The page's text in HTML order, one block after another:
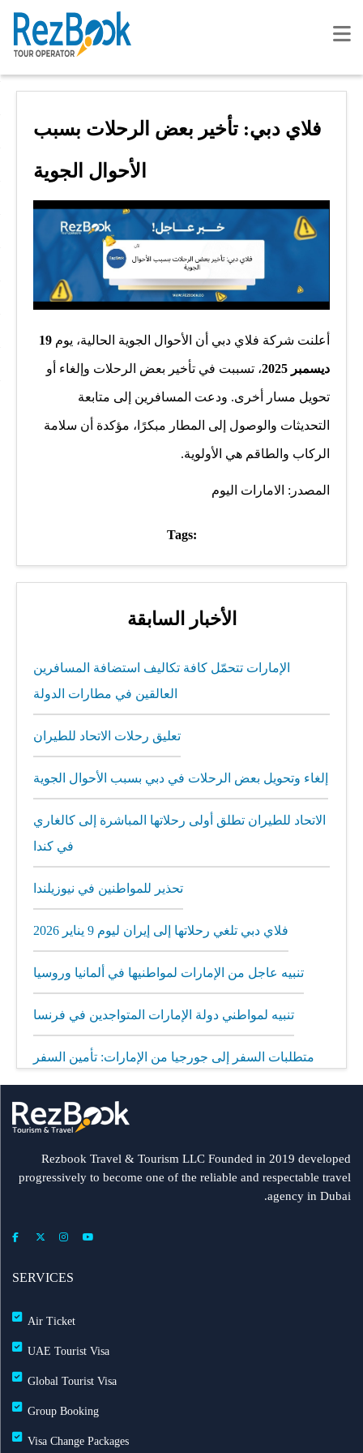
فلاي دبي: تأخير بعض الرحلات بسبب
الأحوال الجوية
أعلنت شركة فلاي دبي أن الأحوال الجوية الحالية، يوم 19
ديسمبر 2025 ، تسببت في تأخير بعض الرحلات وإلغاء أو
تحويل مسار أخرى. ودعت المسافرين إلى متابعة
التحديثات والوصول إلى المطار مبكرًا، مؤكدة أن سلامة
الركاب والطاقم هي الأولوية.
المصدر: الامارات اليوم
Tags:
الأخبار السابقة
الإمارات تتحمّل كافة تكاليف استضافة المسافرين
العالقين في مطارات الدولة
تعليق رحلات الاتحاد للطيران
إلغاء وتحويل بعض الرحلات في دبي بسبب الأحوال الجوية
الاتحاد للطيران تطلق أولى رحلاتها المباشرة إلى كالغاري
في كندا
تحذير للمواطنين في نيوزيلندا
فلاي دبي تلغي رحلاتها إلى إيران ليوم 9 يناير 2026
تنبيه عاجل من الإمارات لمواطنيها في ألمانيا وروسيا
تنبيه لمواطني دولة الإمارات المتواجدين في فرنسا
متطلبات السفر إلى جورجيا من الإمارات: تأمين السفر
إلزامي
مطار الشارقة يطلق رحلات مباشرة إلى ميونيخ عبر
العربية للطيران
فلاي دبي: تأخير بعض الرحلات بسبب الأحوال الجوية
عرض طيران الإمارات إلى دبي | عشاء بحري وزيارة فنية
طيران الإمارات تشغّل رحلاتها إلى بغداد
طيران الإمارات تطلق بطاقة إيميريتس آسيا باس لرحلات
متعددة
Rezbook Travel & Tourism LLC Founded in 2019 developed
progressively to become one of the reliable and respectable travel
agency in Dubai.
SERVICES
Air Ticket
UAE Tourist Visa
Global Tourist Visa
Group Booking
Visa Change Packages